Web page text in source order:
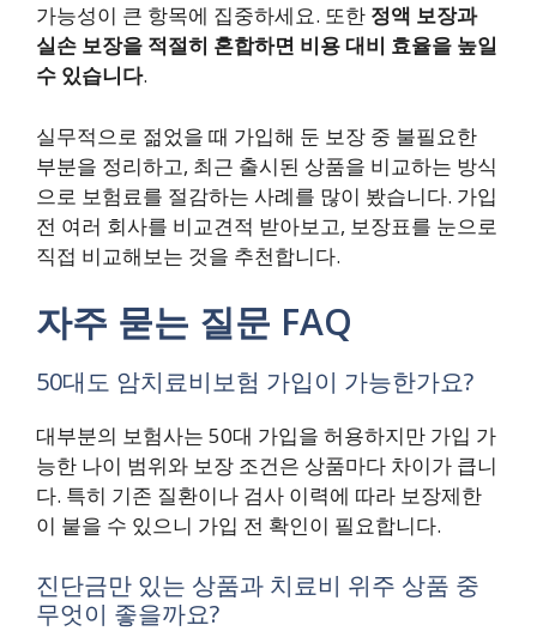
가능성이 큰 항목에 집중하세요. 또한 정액 보장과
실손 보장을 적절히 혼합하면 비용 대비 효율을 높일
수 있습니다.
실무적으로 젊었을 때 가입해 둔 보장 중 불필요한
부분을 정리하고, 최근 출시된 상품을 비교하는 방식
으로 보험료를 절감하는 사례를 많이 봤습니다. 가입
전 여러 회사를 비교견적 받아보고, 보장표를 눈으로
직접 비교해보는 것을 추천합니다.
자주 묻는 질문 FAQ
50대도 암치료비보험 가입이 가능한가요?
대부분의 보험사는 50대 가입을 허용하지만 가입 가
능한 나이 범위와 보장 조건은 상품마다 차이가 큽니
다. 특히 기존 질환이나 검사 이력에 따라 보장제한
이 붙을 수 있으니 가입 전 확인이 필요합니다.
진단금만 있는 상품과 치료비 위주 상품 중
무엇이 좋을까요?